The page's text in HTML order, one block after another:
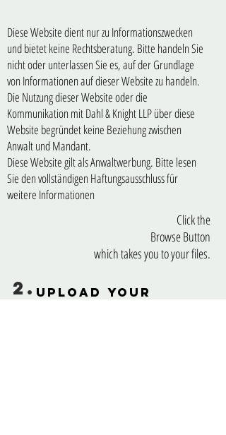
Diese Website dient nur zu Informationszwecken
und bietet keine Rechtsberatung. Bitte handeln Sie
nicht oder unterlassen Sie es, auf der Grundlage
von Informationen auf dieser Website zu handeln.
Die Nutzung dieser Website oder die
Kommunikation mit Dahl & Knight LLP über diese
Website begründet keine Beziehung zwischen
Anwalt und Mandant.
Diese Website gilt als Anwaltwerbung. Bitte lesen
Sie den vollständigen Haftungsausschluss für
weitere Informationen
Click the
Browse Button
which takes you to your files.
2. Upload your